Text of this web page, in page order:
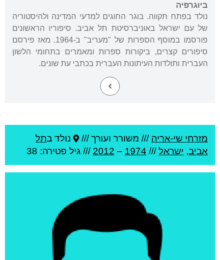
ביוגרפיה
נולד בפתח תקווה. בוגר החוגים למדעי המדינה ולהיסטוריה
של עם ישראל באוניברסיטת תל אביב. סיפוריו הראשונים
פורסמו במוסף הספרות של "מעריב" ב-1964. מאז פירסם
סיפורים קצרים, ביקורות ספרות ומאמרים בתחומי הלשון
העברית ותולדות העיתונות העברית בכתבי עת שונים.
מזרחי שי-אריה /// משורר ועורך /// נולד בתל
אביב, ישראל///
1974
–
2012 /// גיל פטירה: 38